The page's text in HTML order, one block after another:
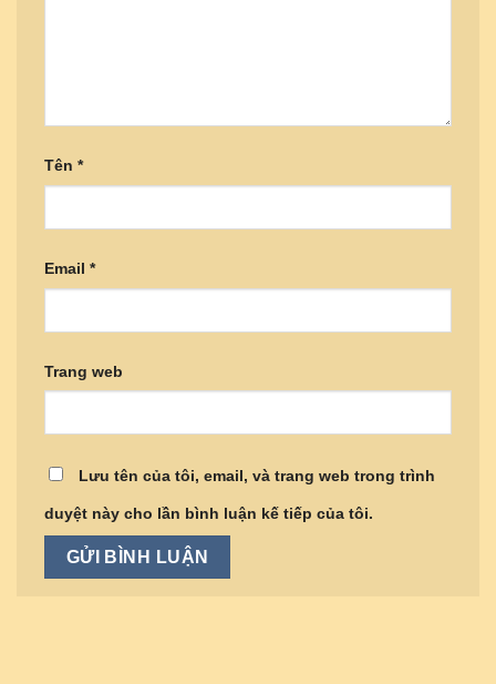
Tên *
Email *
Trang web
Lưu tên của tôi, email, và trang web trong trình
duyệt này cho lần bình luận kế tiếp của tôi.